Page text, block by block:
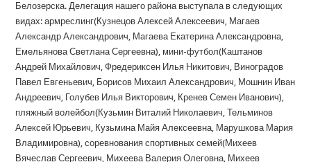
Белозерска. Делегация нашего района выступала в следующих
видах: армреслинг(Кузнецов Алексей Алексеевич, Магаев
Александр Александрович, Магаева Екатерина Александровна,
Емельянова Светлана Сергеевна), мини-футбол(Каштанов
Андрей Михайлович, Фредериксен Илья Никитович, Виноградов
Павел Евгеньевич, Борисов Михаил Александрович, Мошнин Иван
Андреевич, Голубев Илья Викторович, Кренев Семен Иванович),
пляжный волейбол(Кузьмин Виталий Николаевич, Тельминов
Алексей Юрьевич, Кузьмина Майя Алексеевна, Марушкова Мария
Владимировна), соревнования спортивных семей(Михеев
Вячеслав Сергеевич, Михеева Валерия Олеговна, Михеев